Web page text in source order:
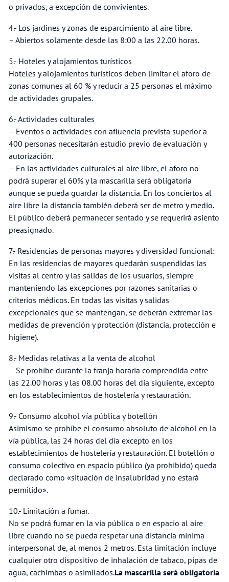
o privados, a excepción de convivientes.
4.- Los jardines y zonas de esparcimiento al aire libre.
– Abiertos solamente desde las 8:00 a las 22.00 horas.
5.- Hoteles y alojamientos turísticos
Hoteles y alojamientos turísticos deben limitar el aforo de
zonas comunes al 60 % y reducir a 25 personas el máximo
de actividades grupales.
6.- Actividades culturales
– Eventos o actividades con afluencia prevista superior a
400 personas necesitarán estudio previo de evaluación y
autorización.
– En las actividades culturales al aire libre, el aforo no
podrá superar el 60% y la mascarilla será obligatoria
aunque se pueda guardar la distancia. En los conciertos al
aire libre la distancia también deberá ser de metro y medio.
El público deberá permanecer sentado y se requerirá asiento
preasignado.
7.- Residencias de personas mayores y diversidad funcional:
En las residencias de mayores quedarán suspendidas las
visitas al centro y las salidas de los usuarios, siempre
manteniendo las excepciones por razones sanitarias o
criterios médicos. En todas las visitas y salidas
excepcionales que se mantengan, se deberán extremar las
medidas de prevención y protección (distancia, protección e
higiene).
8.- Medidas relativas a la venta de alcohol
– Se prohíbe durante la franja horaria comprendida entre
las 22.00 horas y las 08.00 horas del día siguiente, excepto
en los establecimientos de hostelería y restauración.
9.- Consumo alcohol vía pública y botellón
Asimismo se prohíbe el consumo absoluto de alcohol en la
vía pública, las 24 horas del día excepto en los
establecimientos de hostelería y restauración. El botellón o
consumo colectivo en espacio público (ya prohibido) queda
declarado como «situación de insalubridad y no estará
permitido».
10.- Limitación a fumar.
No se podrá fumar en la vía pública o en espacio al aire
libre cuando no se pueda respetar una distancia mínima
interpersonal de, al menos 2 metros. Esta limitación incluye
cualquier otro dispositivo de inhalación de tabaco, pipas de
agua, cachimbas o asimilados.La mascarilla será obligatoria